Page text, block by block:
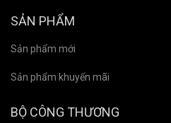
SẢN PHẨM
Sản phẩm mới
Sản phẩm khuyến mãi
BỘ CÔNG THƯƠNG